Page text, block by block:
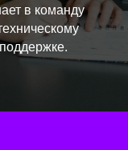
в команду